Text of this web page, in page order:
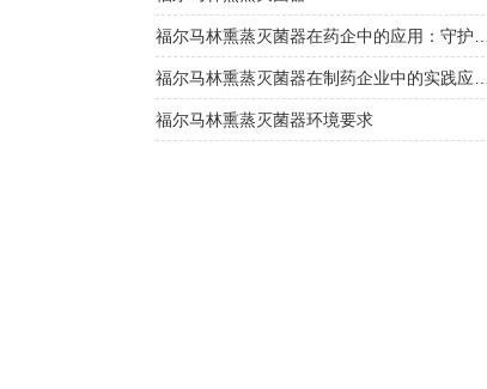
福尔马林熏蒸灭菌器环境要求